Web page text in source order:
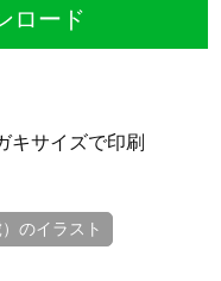
ロード
キサイズで印刷
のイラスト